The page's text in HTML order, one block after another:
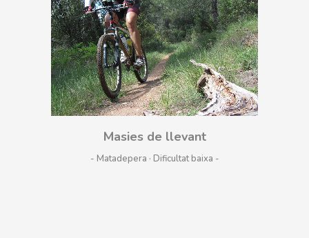
Masies de llevant
- Matadepera · Dificultat baixa